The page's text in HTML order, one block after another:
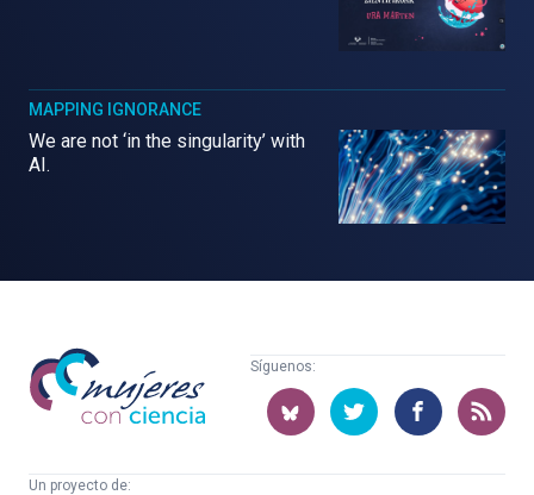
MAPPING IGNORANCE
We are not ‘in the singularity’ with
AI.
Mujeres
con
ciencia
Síguenos:
Un proyecto de: